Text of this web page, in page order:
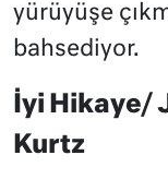
yürüyüşe
bahsediyor.
İyi Hikaye/
Kurtz